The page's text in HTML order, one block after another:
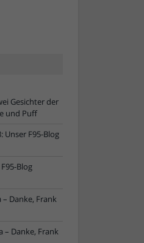
Gesichter der
und Puff
Unser F95-Blog
Blog
Danke, Frank
– Danke, Frank